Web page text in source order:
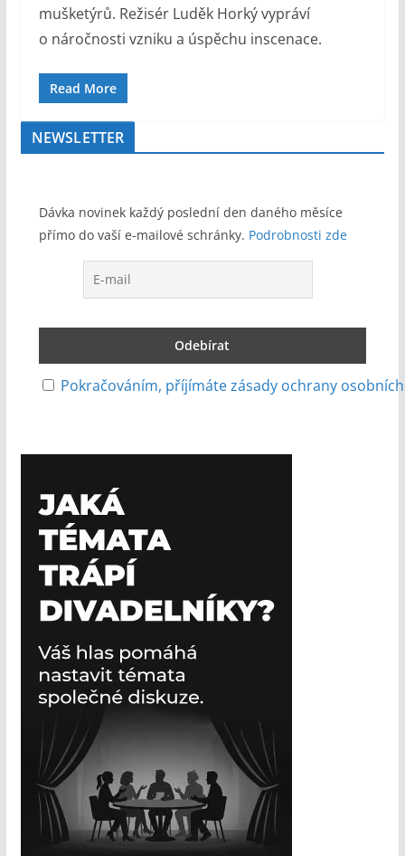
mušketýrů. Režisér Luděk Horký vypráví
o náročnosti vzniku a úspěchu inscenace.
Read More
NEWSLETTER
Dávka novinek každý poslední den daného měsíce
přímo do vaší e-mailové schránky. Podrobnosti zde
Pokračováním, příjímáte zásady ochrany